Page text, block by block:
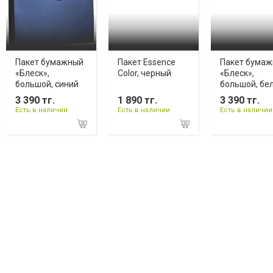
Пакет бумажный
«Блеск»,
большой, синий
3 390 тг.
Есть в наличии
Пакет Essence
Color, черный
1 890 тг.
Есть в наличии
Пакет
«Блеск»,
большой,
3 390 тг.
Есть в наличии